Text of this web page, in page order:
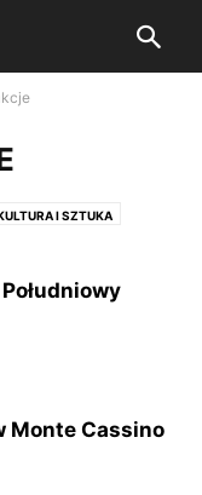
I SZTUKA
Monte Cassino